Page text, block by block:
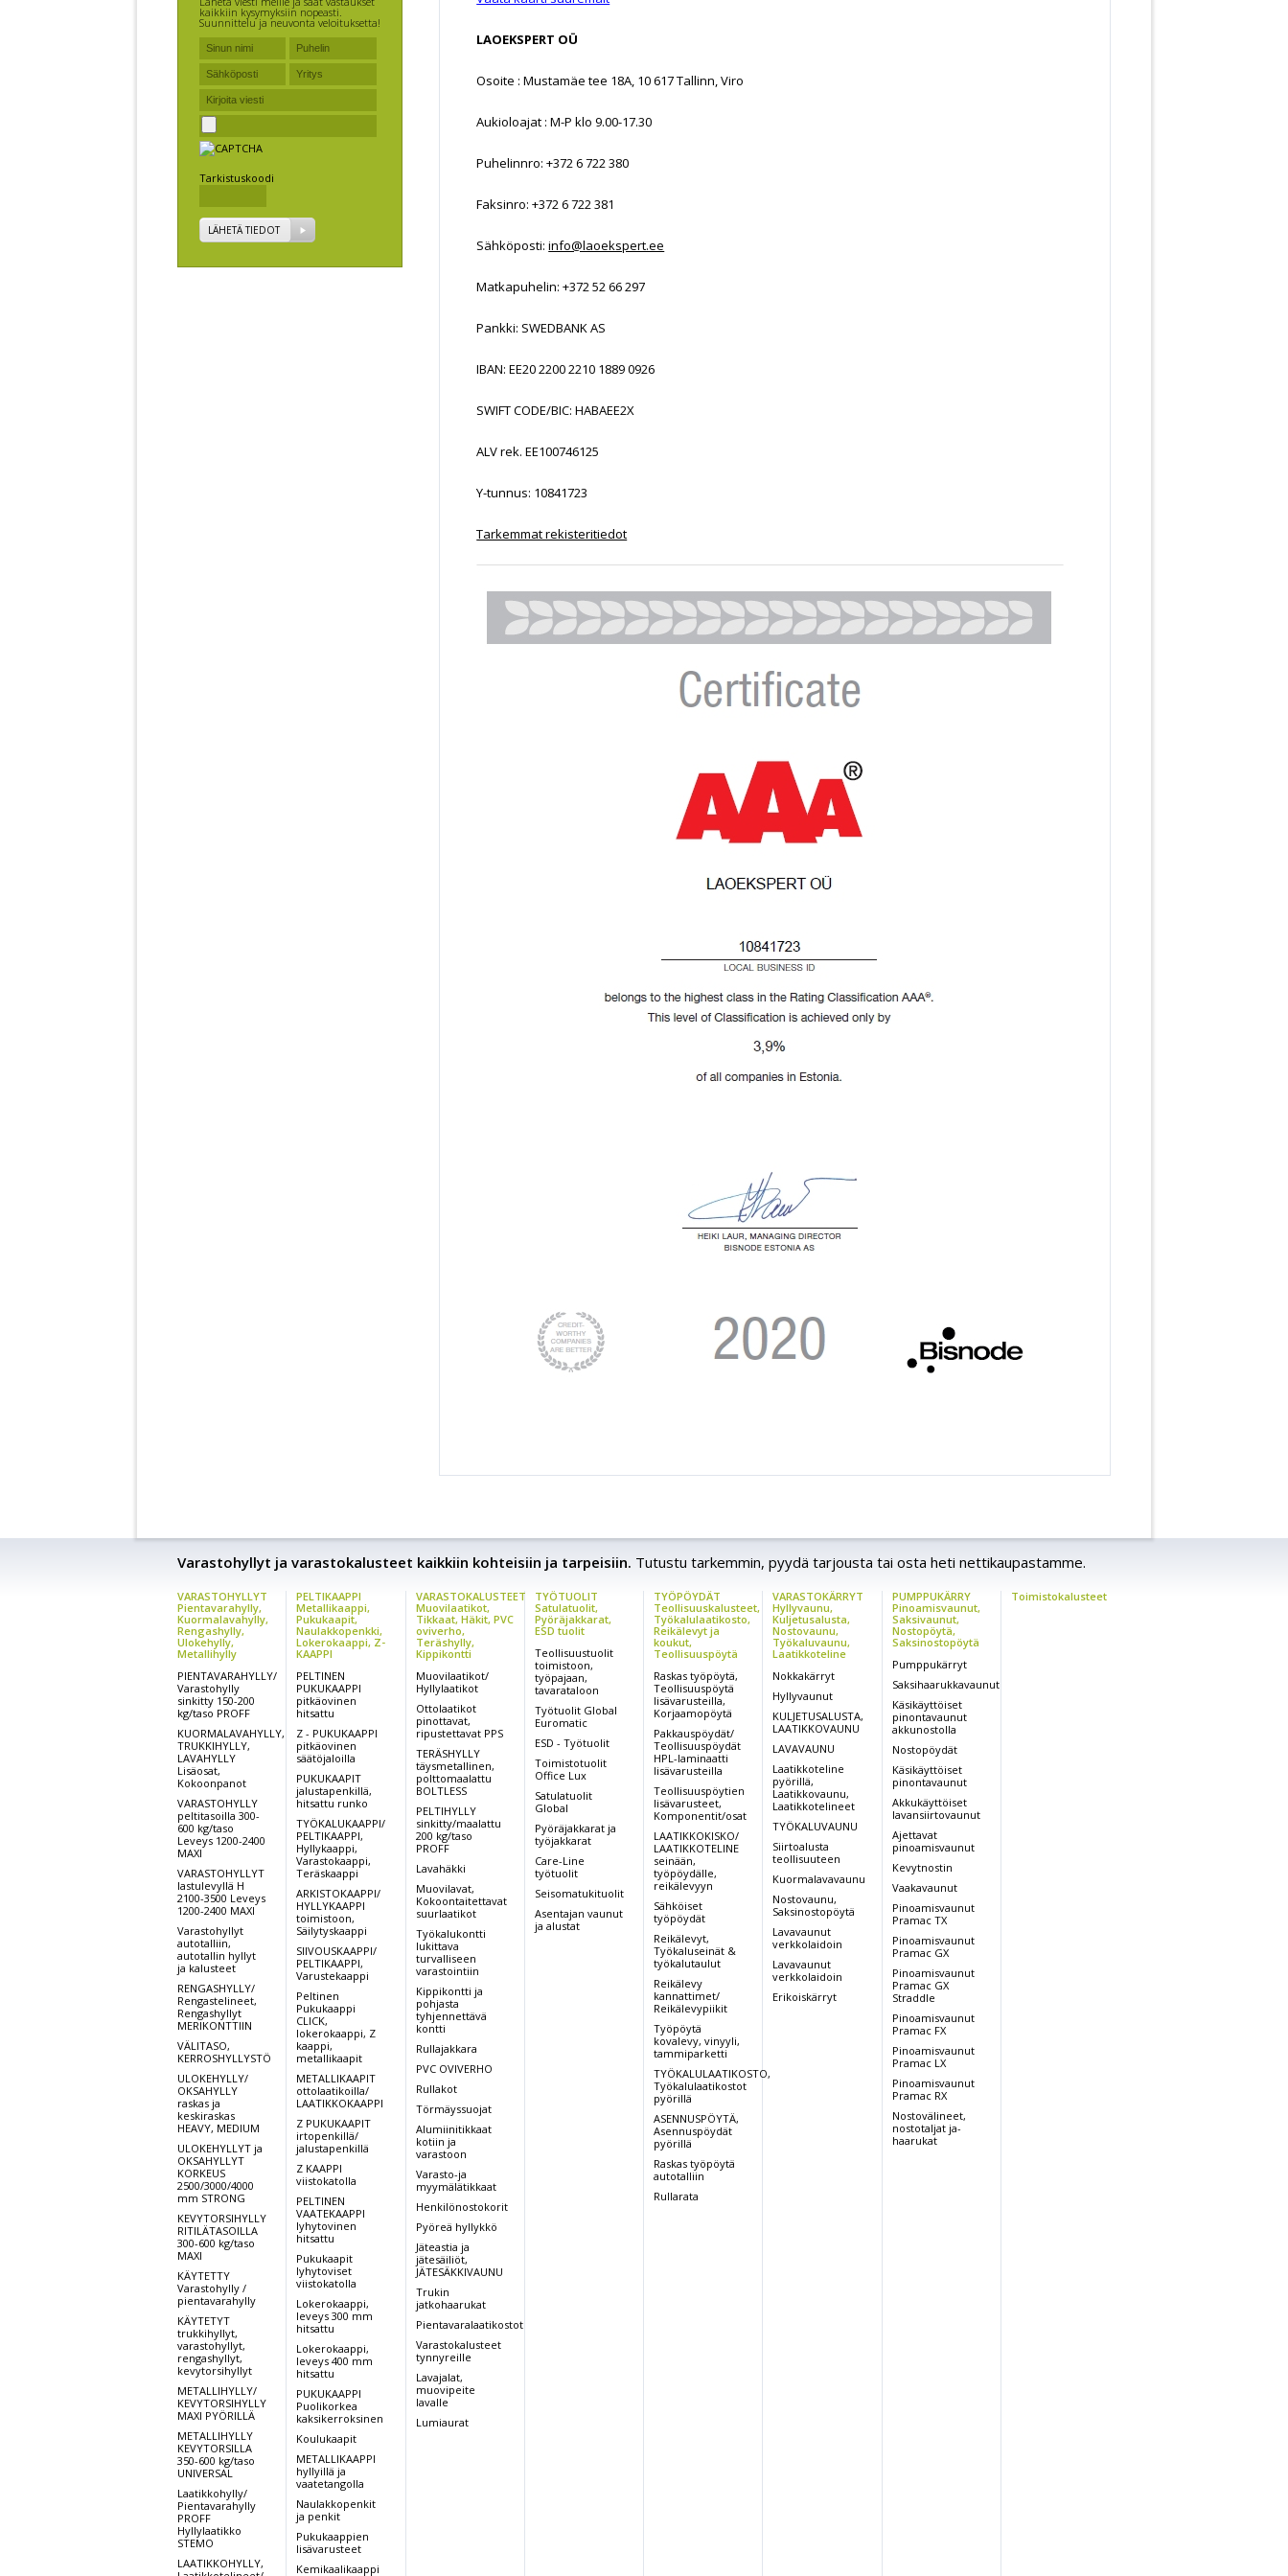
kaikkiin kysymyksiin nopeasti.
Suunnittelu ja neuvonta veloituksetta!
Tarkistuskoodi
LÄHETÄ TIEDOT
LAOEKSPERT OÜ
Osoite : Mustamäe tee 18A, 10 617 Tallinn, Viro
Aukioloajat : M-P klo 9.00-17.30
Puhelinnro: +372 6 722 380
Faksinro: +372 6 722 381
Sähköposti:info@laoekspert.ee
Matkapuhelin: +372 52 66 297
Pankki: SWEDBANK AS
IBAN: EE20 2200 2210 1889 0926
SWIFT CODE/BIC: HABAEE2X
ALV rek. EE100746125
Y-tunnus: 10841723
Tarkemmat rekisteritiedot
Varastohyllyt ja varastokalusteet kaikkiin kohteisiin ja tarpeisiin. Tutustu tarkemmin, pyydä tarjousta tai osta heti nettikaupastamme.
VARASTOHYLLYT
Pientavarahylly,
Kuormalavahylly,
Rengashylly,
Ulokehylly,
Metallihylly
PIENTAVARAHYLLY/
Varastohylly
sinkitty 150-200
kg/taso PROFF
KUORMALAVAHYLLY,
TRUKKIHYLLY,
LAVAHYLLY
Lisäosat,
Kokoonpanot
VARASTOHYLLY
peltitasoilla 300-
600 kg/taso
Leveys 1200-2400
MAXI
VARASTOHYLLYT
lastulevyllä H
2100-3500 Leveys
1200-2400 MAXI
Varastohyllyt
autotalliin,
autotallin hyllyt
ja kalusteet
RENGASHYLLY/
Rengastelineet,
Rengashyllyt
MERIKONTTIIN
VÄLITASO,
KERROSHYLLYSTÖ
ULOKEHYLLY/
OKSAHYLLY
raskas ja
keskiraskas
HEAVY, MEDIUM
ULOKEHYLLYT ja
OKSAHYLLYT
KORKEUS
2500/3000/4000
mm STRONG
KEVYTORSIHYLLY
RITILÄTASOILLA
300-600 kg/taso
MAXI
KÄYTETTY
Varastohylly /
pientavarahylly
KÄYTETYT
trukkihyllyt,
varastohyllyt,
rengashyllyt,
kevytorsihyllyt
METALLIHYLLY/
KEVYTORSIHYLLY
MAXI PYÖRILLÄ
METALLIHYLLY
KEVYTORSILLA
350-600 kg/taso
UNIVERSAL
Laatikkohylly/
Pientavarahylly
PROFF
Hyllylaatikko
STEMO
LAATIKKOHYLLY,
PELTIKAAPPI
Metallikaappi,
Pukukaapit,
Naulakkopenkki,
Lokerokaappi, Z-
KAAPPI
PELTINEN
PUKUKAAPPI
pitkäovinen
hitsattu
Z - PUKUKAAPPI
pitkäovinen
säätöjaloilla
PUKUKAAPIT
jalustapenkillä,
hitsattu runko
TYÖKALUKAAPPI/
PELTIKAAPPI,
Hyllykaappi,
Varastokaappi,
Teräskaappi
ARKISTOKAAPPI/
HYLLYKAAPPI
toimistoon,
Säilytyskaappi
SIIVOUSKAAPPI/
PELTIKAAPPI,
Varustekaappi
Peltinen
Pukukaappi
CLICK,
lokerokaappi, Z
kaappi,
metallikaapit
METALLIKAAPIT
ottolaatikoilla/
LAATIKKOKAAPPI
Z PUKUKAAPIT
irtopenkillä/
jalustapenkillä
Z KAAPPI
viistokatolla
PELTINEN
VAATEKAAPPI
lyhytovinen
hitsattu
Pukukaapit
lyhytoviset
viistokatolla
Lokerokaappi,
leveys 300 mm
hitsattu
Lokerokaappi,
leveys 400 mm
hitsattu
PUKUKAAPPI
Puolikorkea
kaksikerroksinen
Koulukaapit
METALLIKAAPPI
hyllyillä ja
vaatetangolla
Naulakkopenkit
ja penkit
Pukukaappien
lisävarusteet
Kemikaalikaappi
VARASTOKALUSTEET
Muovilaatikot,
Tikkaat, Häkit, PVC
oviverho,
Teräshylly,
Kippikontti
Muovilaatikot/
Hyllylaatikot
Ottolaatikot
pinottavat,
ripustettavat PPS
TERÄSHYLLY
täysmetallinen,
polttomaalattu
BOLTLESS
PELTIHYLLY
sinkitty/maalattu
200 kg/taso
PROFF
Lavahäkki
Muovilavat,
Kokoontaitettavat
suurlaatikot
Työkalukontti
lukittava
turvalliseen
varastointiin
Kippikontti ja
pohjasta
tyhjennettävä
kontti
Rullajakkara
PVC OVIVERHO
Rullakot
Törmäyssuojat
Alumiinitikkaat
kotiin ja
varastoon
Varasto-ja
myymälätikkaat
Henkilönostokorit
Pyöreä hyllykkö
Jäteastia ja
jätesäiliöt,
JÄTESÄKKIVAUNU
Trukin
jatkohaarukat
Pientavaralaatikostot
Varastokalusteet
tynnyreille
Lavajalat,
muovipeite
lavalle
Lumiaurat
TYÖTUOLIT
Satulatuolit,
Pyöräjakkarat,
ESD tuolit
Teollisuustuolit
toimistoon,
työpajaan,
tavarataloon
Työtuolit Global
Euromatic
ESD - Työtuolit
Toimistotuolit
Office Lux
Satulatuolit
Global
Pyöräjakkarat ja
työjakkarat
Care-Line
työtuolit
Seisomatukituolit
Asentajan vaunut
ja alustat
TYÖPÖYDÄT
Teollisuuskalusteet,
Työkalulaatikosto,
Reikälevyt ja
koukut,
Teollisuuspöytä
Raskas työpöytä,
Teollisuuspöytä
lisävarusteilla,
Korjaamopöytä
Pakkauspöydät/
Teollisuuspöydät
HPL-laminaatti
lisävarusteilla
Teollisuuspöytien
lisävarusteet,
Komponentit/osat
LAATIKKOKISKO/
LAATIKKOTELINE
seinään,
työpöydälle,
reikälevyyn
Sähköiset
työpöydät
Reikälevyt,
Työkaluseinät &
työkalutaulut
Reikälevy
kannattimet/
Reikälevypiikit
Työpöytä
kovalevy, vinyyli,
tammiparketti
TYÖKALULAATIKOSTO,
Työkalulaatikostot
pyörillä
ASENNUSPÖYTÄ,
Asennuspöydät
pyörillä
Raskas työpöytä
autotalliin
Rullarata
VARASTOKÄRRYT
Hyllyvaunu,
Kuljetusalusta,
Nostovaunu,
Työkaluvaunu,
Laatikkoteline
Nokkakärryt
Hyllyvaunut
KULJETUSALUSTA,
LAATIKKOVAUNU
LAVAVAUNU
Laatikkoteline
pyörillä,
Laatikkovaunu,
Laatikkotelineet
TYÖKALUVAUNU
Siirtoalusta
teollisuuteen
Kuormalavavaunu
Nostovaunu,
Saksinostopöytä
Lavavaunut
verkkolaidoin
Lavavaunut
verkkolaidoin
Erikoiskärryt
PUMPPUKÄRRY
Pinoamisvaunut,
Saksivaunut,
Nostopöytä,
Saksinostopöytä
Pumppukärryt
Saksihaarukkavaunut
Käsikäyttöiset
pinontavaunut
akkunostolla
Nostopöydät
Käsikäyttöiset
pinontavaunut
Akkukäyttöiset
lavansiirtovaunut
Ajettavat
pinoamisvaunut
Kevytnostin
Vaakavaunut
Pinoamisvaunut
Pramac TX
Pinoamisvaunut
Pramac GX
Pinoamisvaunut
Pramac GX
Straddle
Pinoamisvaunut
Pramac FX
Pinoamisvaunut
Pramac LX
Pinoamisvaunut
Pramac RX
Nostovälineet,
nostotaljat ja-
haarukat
Toimistokalusteet